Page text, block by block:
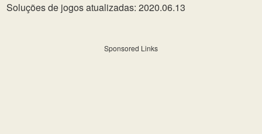
Soluções de jogos atualizadas: 2020.06.13
Sponsored Links